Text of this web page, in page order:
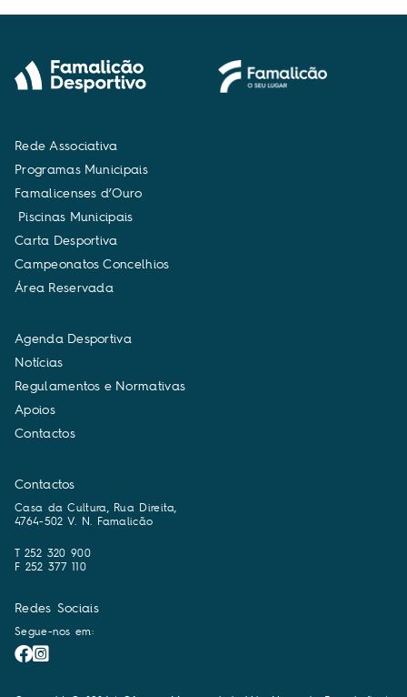
Rede Associativa
Programas Municipais
Famalicenses d’Ouro
Piscinas Municipais
Carta Desportiva
Campeonatos Concelhios
Área Reservada
Agenda Desportiva
Notícias
Regulamentos e Normativas
Apoios
Contactos
Contactos
Casa da Cultura, Rua Direita,
4764-502 V. N. Famalicão
T 252 320 900
F 252 377 110
Redes Sociais
Segue-nos em: